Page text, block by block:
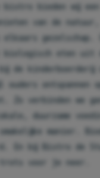
bistro bieden wij
van de
gezelschap.
biologisch eten uit
bij de
ontspannen
Zo verbinden we
duurzame
manier.
En bij Bistro de
voor je neer.